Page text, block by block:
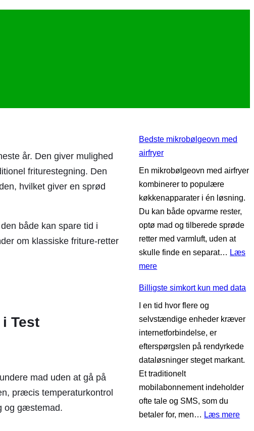
år. Den giver mulighed
friturestegning. Den
hvilket giver en sprød
både kan spare tid i
om klassiske friture-retter
Test
mad uden at gå på
præcis temperaturkontrol
og gæstemad.
Bedste mikrobølgeovn med
airfryer
En mikrobølgeovn med airfryer
kombinerer to populære
køkkenapparater i én løsning.
Du kan både opvarme rester,
optø mad og tilberede sprøde
retter med varmluft, uden at
skulle finde en separat… Læs
mere:
e
d
s
t
e
m
i
k
r
o
Billigste simkort kun med data
I en tid hvor flere og
selvstændige enheder kræver
internetforbindelse, er
efterspørgslen på rendyrkede
dataløsninger steget markant.
Et traditionelt
mobilabonnement indeholder
ofte tale og SMS, som du
betaler for, men… Læs mere: